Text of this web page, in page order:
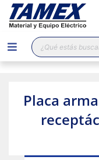
Búsqueda
de
productos
Placa